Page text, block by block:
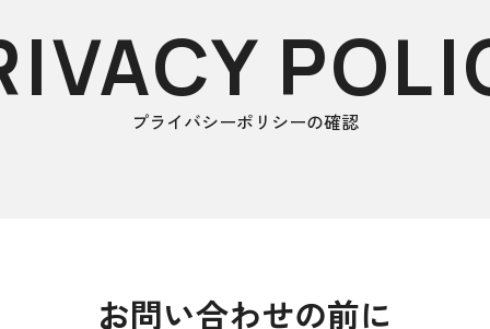
プライバシーポリシーの確認
お問い合わせの前に